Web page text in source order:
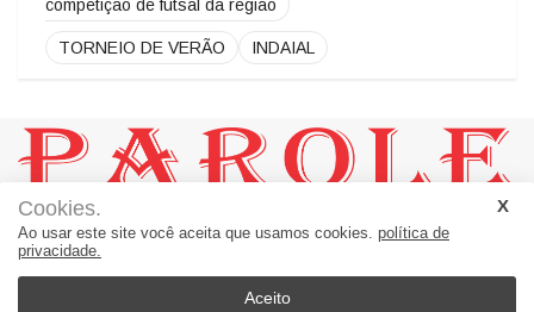
competição de futsal da região
TORNEIO DE VERÃO INDAIAL
JORNAL PAROLE:
Um Jornal a Serviço de Ascurra - Palavras a Serviço da Notícia
Apiúna - SC - Brasil
89135-000
Cookies.
Ao usar este site você aceita que usamos cookies. política de
privacidade.
Aceito